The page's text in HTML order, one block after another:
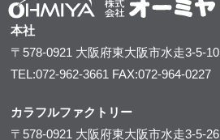
本社
〒578-0921 大阪府東大阪市水走3-5-10
TEL:072-962-3661 FAX:072-964-0227
カラフルファクトリー
〒578-0921 大阪府東大阪市水走3-5-26